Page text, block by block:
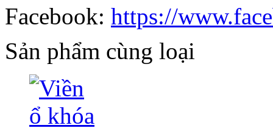
Facebook: https://
Sản phẩm cùng loại